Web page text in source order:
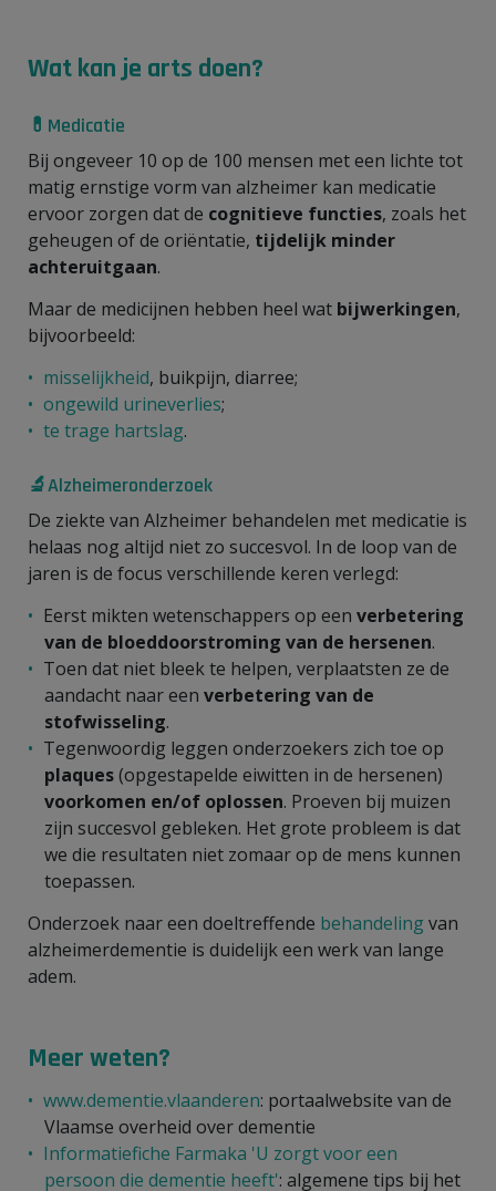
Wat kan je arts doen?
💊Medicatie
Bij ongeveer 10 op de 100 mensen met een lichte tot
matig ernstige vorm van alzheimer kan medicatie
ervoor zorgen dat de cognitieve functies, zoals het
geheugen of de oriëntatie, tijdelijk minder
achteruitgaan.
Maar de medicijnen hebben heel wat bijwerkingen,
bijvoorbeeld:
misselijkheid, buikpijn, diarree;
ongewild urineverlies;
te trage hartslag.
🔬Alzheimeronderzoek
De ziekte van Alzheimer behandelen met medicatie is
helaas nog altijd niet zo succesvol. In de loop van de
jaren is de focus verschillende keren verlegd:
Eerst mikten wetenschappers op een verbetering
van de bloeddoorstroming van de hersenen.
Toen dat niet bleek te helpen, verplaatsten ze de
aandacht naar een verbetering van de
stofwisseling.
Tegenwoordig leggen onderzoekers zich toe op
plaques(opgestapelde eiwitten in de hersenen)
voorkomen en/of oplossen. Proeven bij muizen
zijn succesvol gebleken. Het grote probleem is dat
we die resultaten niet zomaar op de mens kunnen
toepassen.
Onderzoek naar een doeltreffende behandeling van
alzheimerdementie is duidelijk een werk van lange
adem.
Meer weten?
www.dementie.vlaanderen: portaalwebsite van de
Vlaamse overheid over dementie
Informatiefiche Farmaka 'U zorgt voor een
persoon die dementie heeft': algemene tips bij het